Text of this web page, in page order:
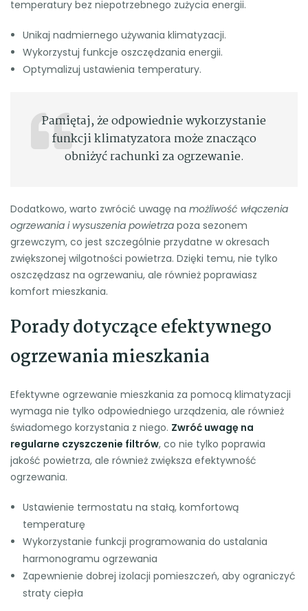
temperatury bez niepotrzebnego zużycia energii.
Unikaj nadmiernego używania klimatyzacji.
Wykorzystuj funkcje oszczędzania energii.
Optymalizuj ustawienia temperatury.
Pamiętaj, że odpowiednie wykorzystanie
funkcji klimatyzatora może znacząco
obniżyć rachunki za ogrzewanie.
Dodatkowo, warto zwrócić uwagę na możliwość włączenia
ogrzewania i wysuszenia powietrza poza sezonem
grzewczym, co jest szczególnie przydatne w okresach
zwiększonej wilgotności powietrza. Dzięki temu, nie tylko
oszczędzasz na ogrzewaniu, ale również poprawiasz
komfort mieszkania.
Porady dotyczące efektywnego
ogrzewania mieszkania
Efektywne ogrzewanie mieszkania za pomocą klimatyzacji
wymaga nie tylko odpowiedniego urządzenia, ale również
świadomego korzystania z niego. Zwróć uwagę na
regularne czyszczenie filtrów, co nie tylko poprawia
jakość powietrza, ale również zwiększa efektywność
ogrzewania.
Ustawienie termostatu na stałą, komfortową
temperaturę
Wykorzystanie funkcji programowania do ustalania
harmonogramu ogrzewania
Zapewnienie dobrej izolacji pomieszczeń, aby ograniczyć
straty ciepła